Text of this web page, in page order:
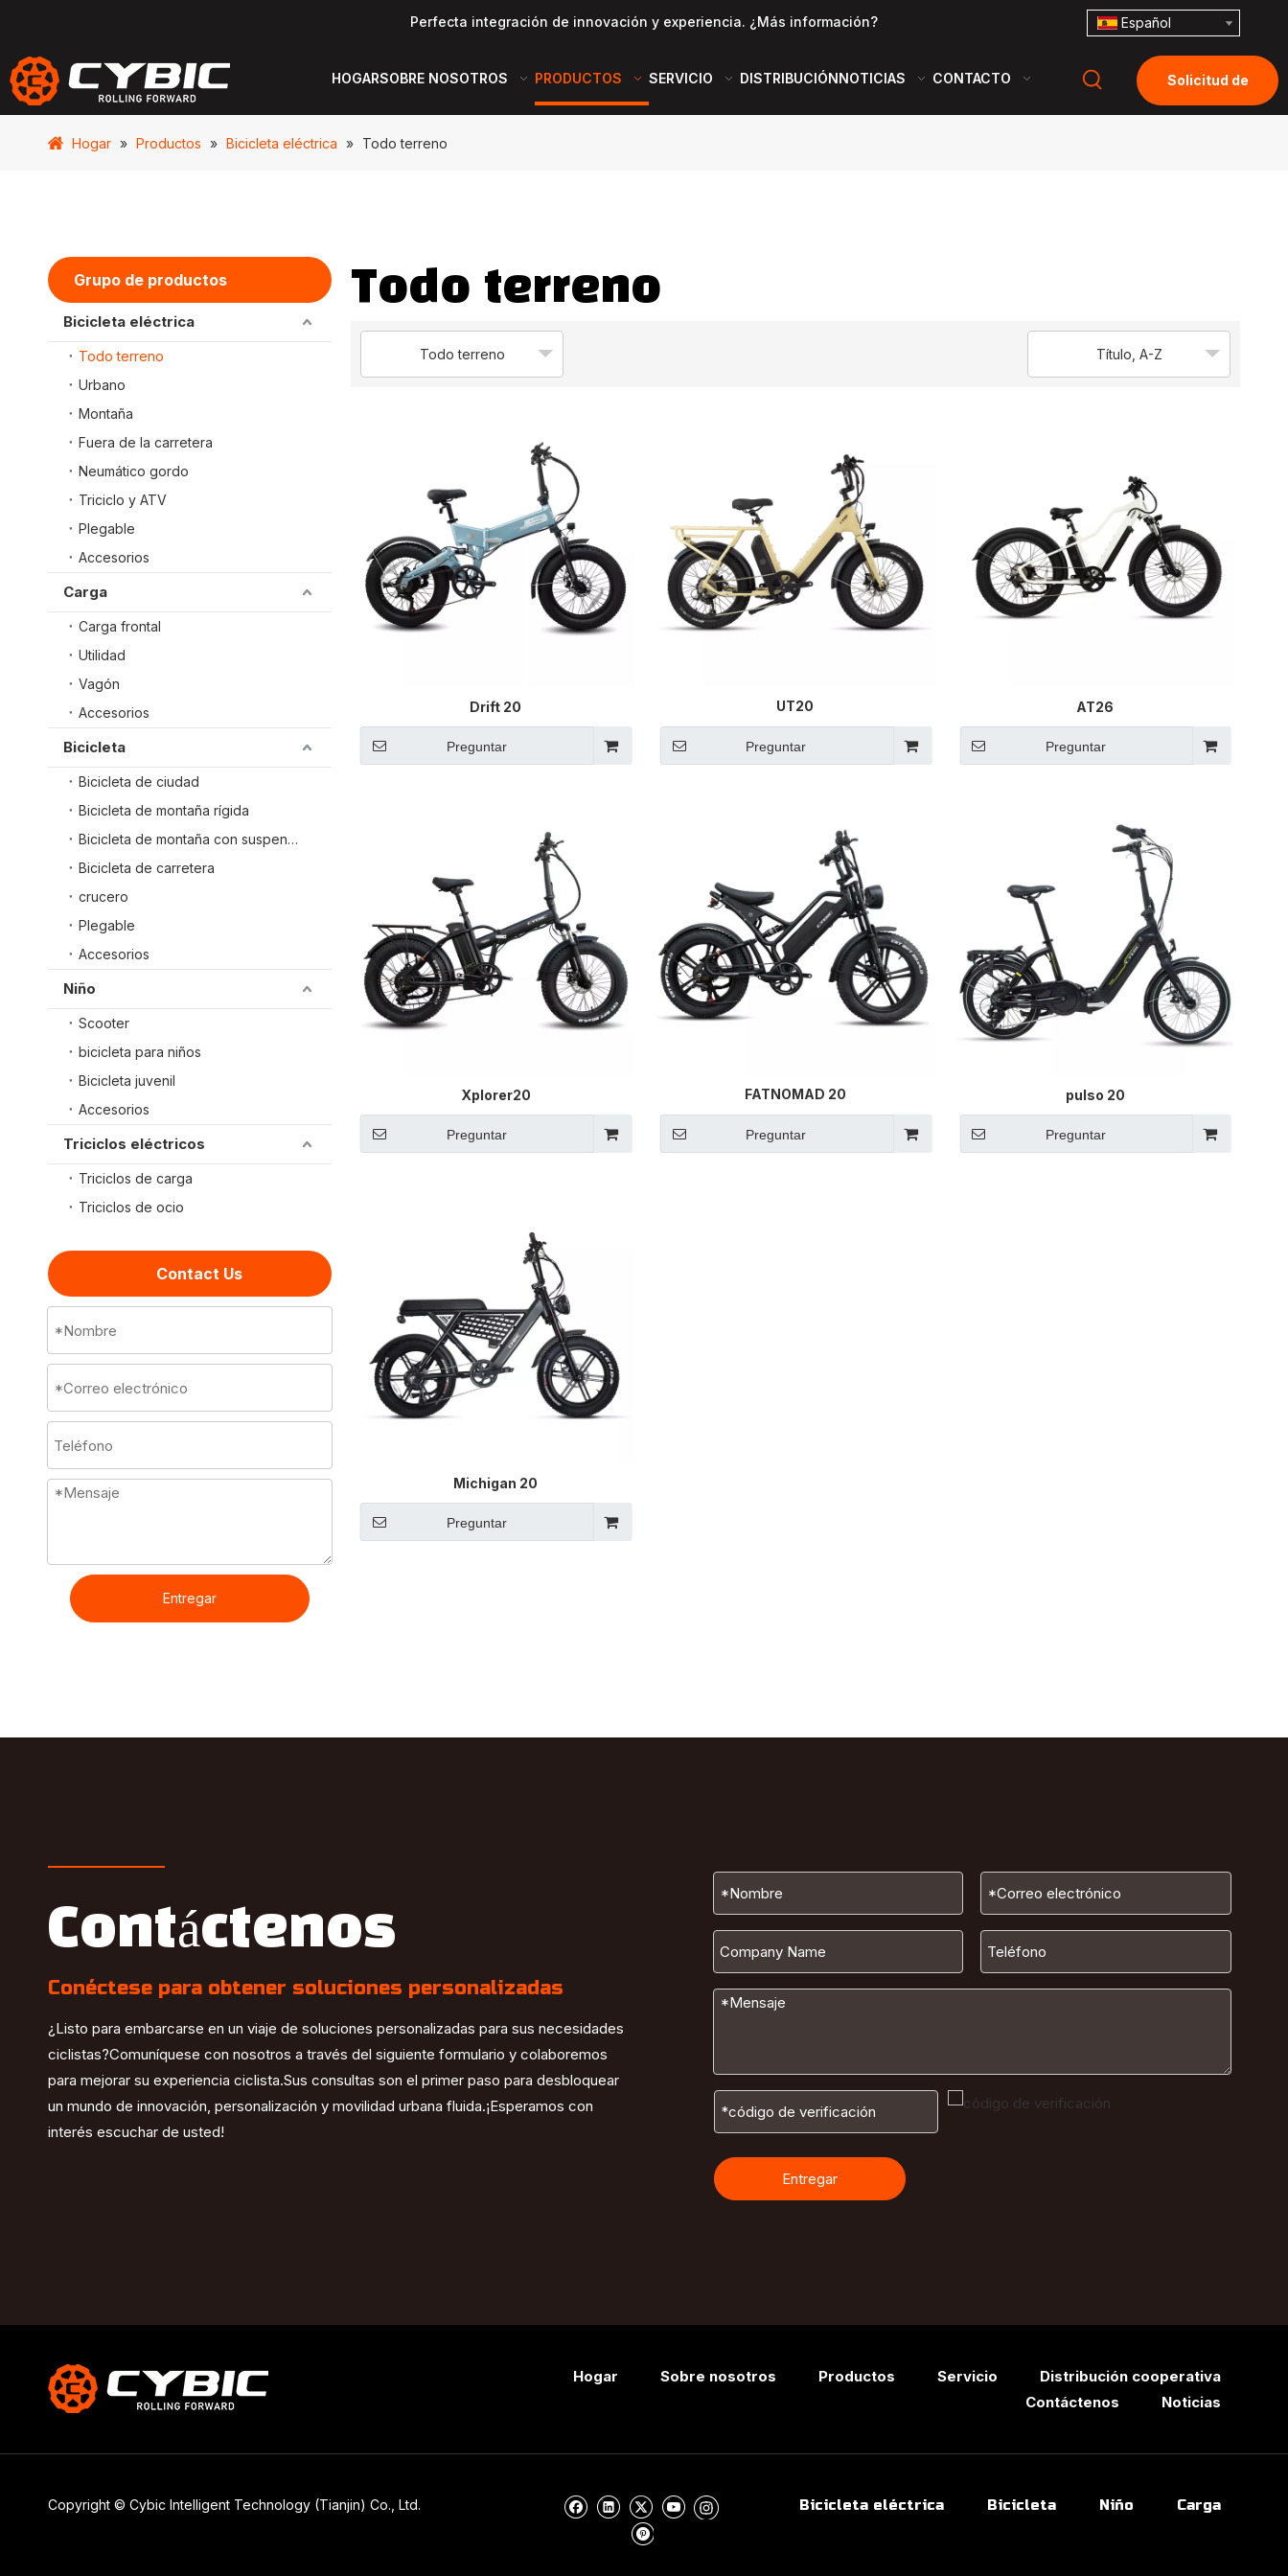
Perfecta integración de innovación y experiencia. ¿Más información? Español
HOGARSOBRE NOSOTROS PRODUCTOS SERVICIO DISTRIBUCIÓNNOTICIAS CONTACTO Solicitud de
Hogar » Productos » Bicicleta eléctrica » Todo terreno
Grupo de productos
Bicicleta eléctrica
Todo terreno
Urbano
Montaña
Fuera de la carretera
Neumático gordo
Triciclo y ATV
Plegable
Accesorios
Carga
Carga frontal
Utilidad
Vagón
Accesorios
Bicicleta
Bicicleta de ciudad
Bicicleta de montaña rígida
Bicicleta de montaña con suspensión total
Bicicleta de carretera
crucero
Plegable
Accesorios
Niño
Scooter
bicicleta para niños
Bicicleta juvenil
Accesorios
Triciclos eléctricos
Triciclos de carga
Triciclos de ocio
Contact Us
Entregar
Todo terreno
Todo terreno Título, A-Z
Drift 20
Preguntar
UT20
Preguntar
AT26
Preguntar
Xplorer20
Preguntar
FATNOMAD 20
Preguntar
pulso 20
Preguntar
Michigan 20
Preguntar
Contáctenos
Conéctese para obtener soluciones personalizadas
¿Listo para embarcarse en un viaje de soluciones personalizadas para sus necesidades
ciclistas?Comuníquese con nosotros a través del siguiente formulario y colaboremos
para mejorar su experiencia ciclista.Sus consultas son el primer paso para desbloquear
un mundo de innovación, personalización y movilidad urbana fluida.¡Esperamos con
interés escuchar de usted!
Entregar
Hogar Sobre nosotros Productos Servicio
Distribución cooperativa
Contáctenos
Noticias
Copyright © Cybic Intelligent Technology (Tianjin) Co., Ltd. Bicicleta eléctrica Bicicleta Niño Carga